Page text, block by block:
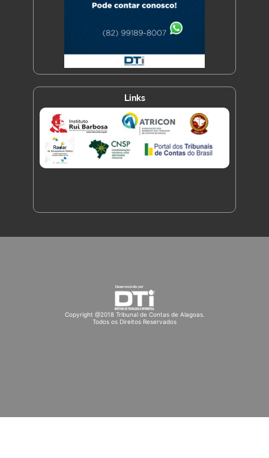
Links
Copyright @2018 Tribunal de Contas de Alagoas.
Todos os Direitos Reservados